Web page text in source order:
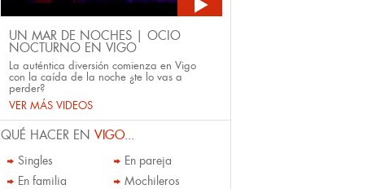
UN MAR DE NOCHES | OCIO
NOCTURNO EN VIGO
La auténtica diversión comienza en Vigo
con la caída de la noche ¿te lo vas a
perder?
VER MÁS VIDEOS
QUÉ HACER EN VIGO...
Singles
En pareja
En familia
Mochileros